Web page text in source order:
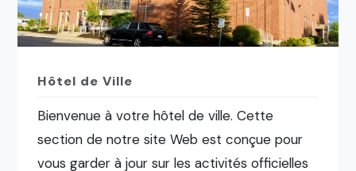
Hôtel de Ville
Bienvenue à votre hôtel de ville. Cette
section de notre site Web est conçue pour
vous garder à jour sur les activités officielles